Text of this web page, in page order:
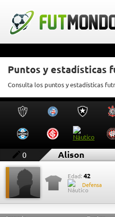
Puntos y estadísticas
Consulta los puntos y estadísticas
0 Alison
Edad: 42
Defensa